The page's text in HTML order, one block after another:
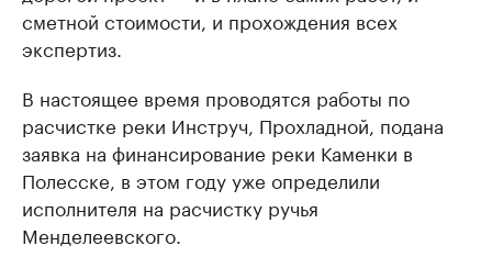
сметной стоимости, и прохождения всех
экспертиз.
В настоящее время проводятся работы по
расчистке реки Инструч, Прохладной, подана
заявка на финансирование реки Каменки в
Полесске, в этом году уже определили
исполнителя на расчистку ручья
Менделеевского.